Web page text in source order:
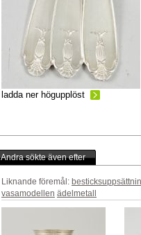
ladda ner högupplöst
Andra sökte även efter
Liknande föremål:
vasamodellen ädelmetall